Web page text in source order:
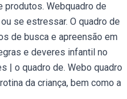
Webquadro de
se estressar. O quadro de
de busca e apreensão em
e deveres infantil no
| o quadro de. Webo quadro
da criança, bem como a